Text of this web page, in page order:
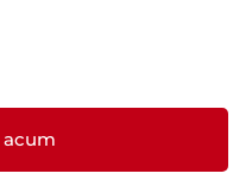
acum